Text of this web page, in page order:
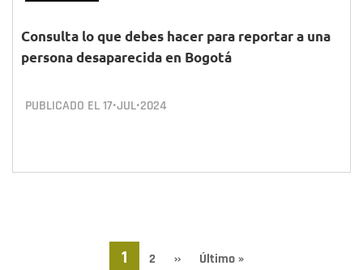
Consulta lo que debes hacer para reportar a una
persona desaparecida en Bogotá
PUBLICADO EL17•JUL•2024
Página
1 Page
2
Siguiente
››
Última
Último »